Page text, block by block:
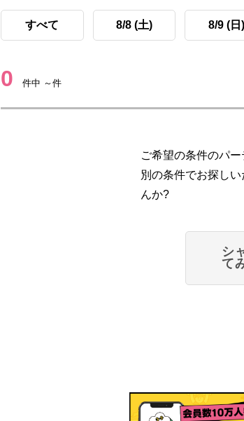
すべて 8/8 (土) 8/9 (日)
0 件中 ～件
ご希望の条件のパー
別の条件でお探し
んか?
シ
て